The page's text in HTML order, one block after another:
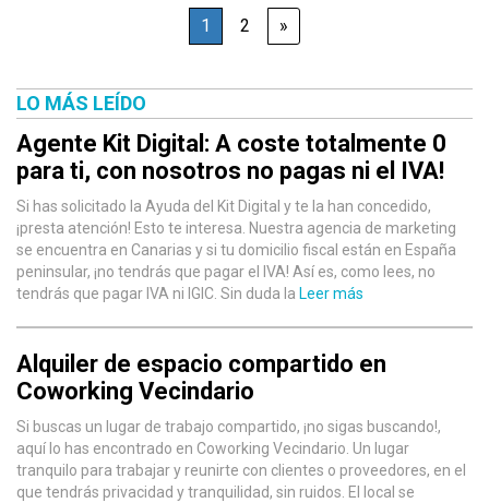
1 2 »
LO MÁS LEÍDO
Agente Kit Digital: A coste totalmente 0
para ti, con nosotros no pagas ni el IVA!
Si has solicitado la Ayuda del Kit Digital y te la han concedido,
¡presta atención! Esto te interesa. Nuestra agencia de marketing
se encuentra en Canarias y si tu domicilio fiscal están en España
peninsular, ¡no tendrás que pagar el IVA! Así es, como lees, no
tendrás que pagar IVA ni IGIC. Sin duda la Leer más
Alquiler de espacio compartido en
Coworking Vecindario
Si buscas un lugar de trabajo compartido, ¡no sigas buscando!,
aquí lo has encontrado en Coworking Vecindario. Un lugar
tranquilo para trabajar y reunirte con clientes o proveedores, en el
que tendrás privacidad y tranquilidad, sin ruidos. El local se